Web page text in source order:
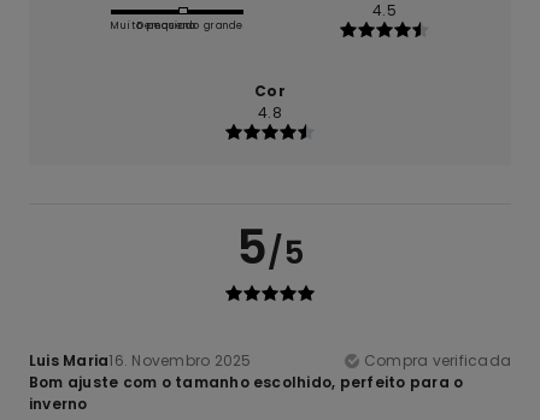
Muito pequeno
Demasiado grande
4.5
Cor
4.8
5/5
Luis Maria16. Novembro 2025
Compra verificada
Bom ajuste com o tamanho escolhido, perfeito para o
inverno